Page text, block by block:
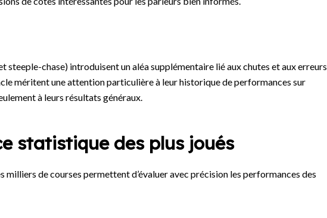
steeple-chase) introduisent un aléa supplémentaire lié aux chutes et aux erreurs
méritent une attention particulière à leur historique de performances sur
à leurs résultats généraux.
statistique des plus joués
milliers de courses permettent d’évaluer avec précision les performances des